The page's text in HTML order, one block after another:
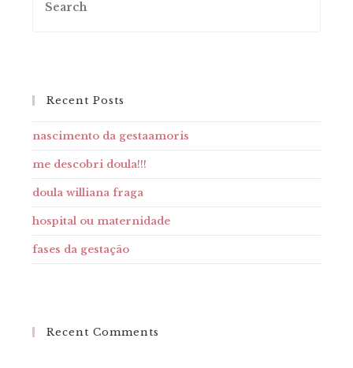
Recent Posts
nascimento da gestaamoris
me descobri doula!!!
doula williana fraga
hospital ou maternidade
fases da gestação
Recent Comments